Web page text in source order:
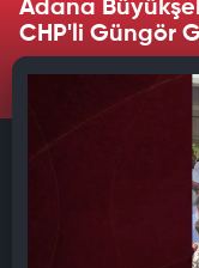
Adana Büyükşehir
CHP'li Güngör